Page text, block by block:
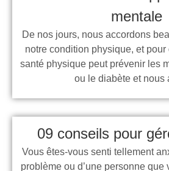
mentale
De nos jours, nous accordons
notre condition physique, et
santé physique peut prévenir les
ou le diabète et
09 conseils pour
Vous êtes-vous senti tellement
problème ou d’une personne que